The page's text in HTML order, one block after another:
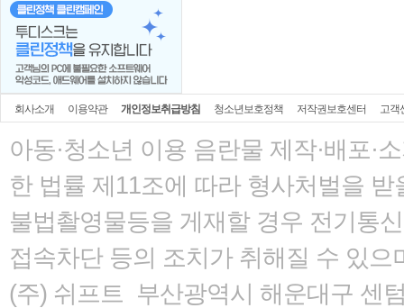
회사소개 이용약관 개인정보취급방침 청소년보호정책 저작권보호센터 고객
아동·청소년 이용 음란물 제작·배포·
한 법률 제11조에 따라 형사처벌을 받
불법촬영물등을 게재할 경우 전기통
접속차단 등의 조치가 취해질 수 있으
(주) 쉬프트 부산광역시 해운대구 센